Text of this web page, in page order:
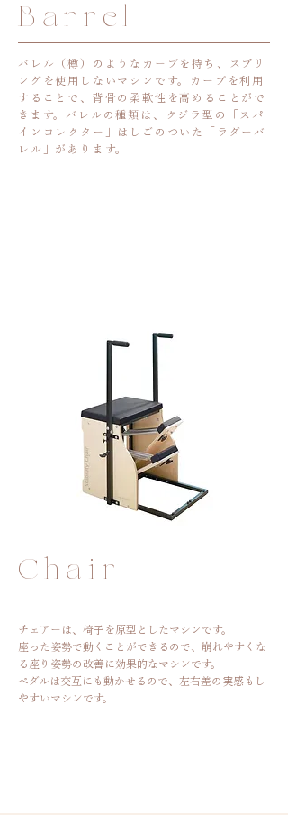
Barrel
バレル（樽）のようなカーブを持ち、
スプリ
ングを使用しないマシンです。
カーブを利用
することで、背骨の柔軟性を高めることがで
きます。 バレルの種類は、クジラ型の「スパ
インコレクター」
はしごのついた「ラダーバ
レル」があります。
​Chair
チェアーは、椅子を原型としたマシンです。
座った姿勢で動くことができるので、崩れやすくな
る 座り姿勢の改善に効果的なマシンです。
ペダルは交互にも動かせるので、左右差の実感もし
やすいマシンです。